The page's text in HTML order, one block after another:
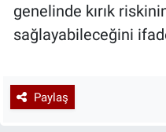
genelinde kırık
sağlayabileceğini
Paylaş